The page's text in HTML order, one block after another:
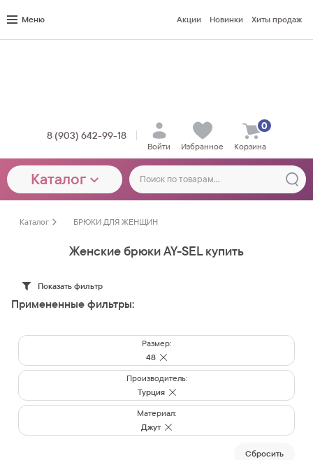
Меню Акции Новинки Хиты продаж
8 (903) 642-99-18
Войти Избранное Корзина
0
Каталог
Каталог БРЮКИ ДЛЯ ЖЕНЩИН
Женские брюки AY-SEL купить
Показать фильтр
Примененные фильтры:
Размер:
48
Производитель:
Турция
Материал:
Джут
Cбросить